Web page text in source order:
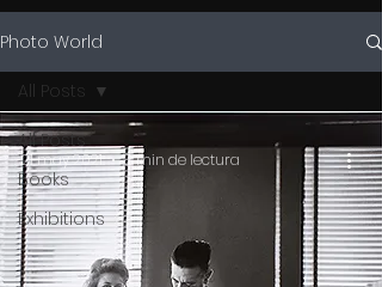
Photo World
All Posts
Books
Exhibitions
All Posts
21 may 2021 2 min de lectura